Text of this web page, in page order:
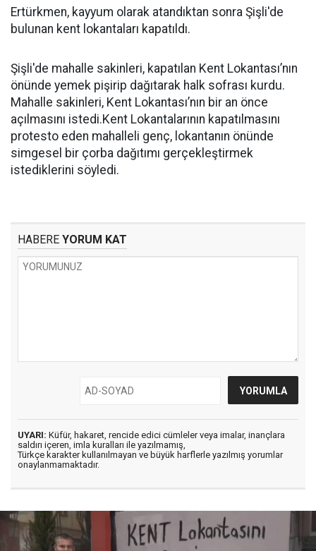
Ertürkmen, kayyum olarak atandıktan sonra Şişli'de
bulunan kent lokantaları kapatıldı.
Şişli'de mahalle sakinleri, kapatılan Kent Lokantası’nın
önünde yemek pişirip dağıtarak halk sofrası kurdu.
Mahalle sakinleri, Kent Lokantası’nın bir an önce
açılmasını istedi.Kent Lokantalarının kapatılmasını
protesto eden mahalleli genç, lokantanın önünde
simgesel bir çorba dağıtımı gerçekleştirmek
istediklerini söyledi.
HABERE YORUM KAT
UYARI: Küfür, hakaret, rencide edici cümleler veya imalar, inançlara
saldırı içeren, imla kuralları ile yazılmamış,
Türkçe karakter kullanılmayan ve büyük harflerle yazılmış yorumlar
onaylanmamaktadır.